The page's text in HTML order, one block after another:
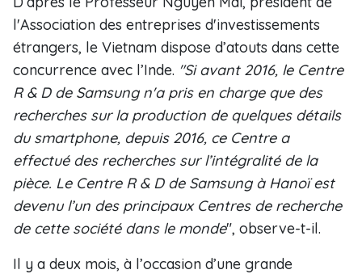
l'Association des entreprises d'investissements
étrangers, le Vietnam dispose d’atouts dans cette
concurrence avec l’Inde. "Si avant 2016, le Centre
R & D de Samsung n'a pris en charge que des
recherches sur la production de quelques détails
du smartphone, depuis 2016, ce Centre a
effectué des recherches sur l’intégralité de la
pièce. Le Centre R & D de Samsung à Hanoï est
devenu l’un des principaux Centres de recherche
de cette société dans le monde", observe-t-il.
Il y a deux mois, à l’occasion d’une grande